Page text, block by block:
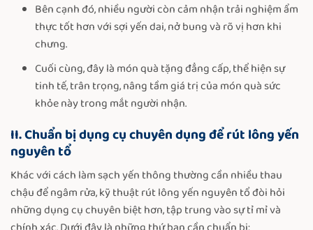
Bên cạnh đó, nhiều người còn cảm nhận trải nghiệm ẩm
thực tốt hơn với sợi yến dai, nở bung và rõ vị hơn khi
chưng.
Cuối cùng, đây là món quà tặng đẳng cấp, thể hiện sự
tinh tế, trân trọng, nâng tầm giá trị của món quà sức
khỏe này trong mắt người nhận.
II. Chuẩn bị dụng cụ chuyên dụng để rút lông yến
nguyên tổ
Khác với cách làm sạch yến thông thường cần nhiều thau
chậu để ngâm rửa, kỹ thuật rút lông yến nguyên tổ đòi hỏi
những dụng cụ chuyên biệt hơn, tập trung vào sự tỉ mỉ và